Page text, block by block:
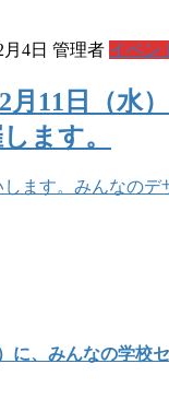
4日 管理者 イベン
2月11日（
ます。
ます。みんなの
に、みんなの学